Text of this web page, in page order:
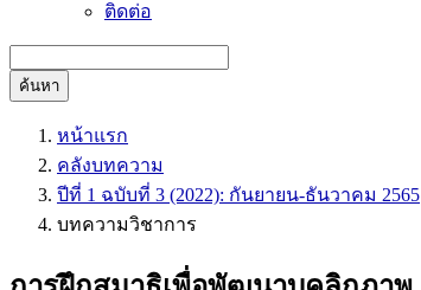
ติดต่อ
ค้นหา
หน้าแรก
คลังบทความ
ปีที่ 1 ฉบับที่ 3 (2022): กันยายน-ธันวาคม 2565
บทความวิชาการ